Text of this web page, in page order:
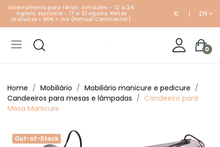
Encerramento para férias: Armazém - 12 a 24
Agosto; Escritório - 17 a 21 Agosto. Portes
Gratuitos > 80€ + IVA (Portual Continental).
€ EN
0
Home Mobiliário
Mobiliário manicure e pedicure
Candeeiros para mesas e lâmpadas
Candeeiro para
Mesa Manicure
Out-of-Stock